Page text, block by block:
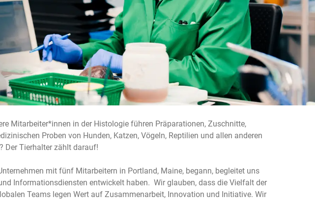
Mitarbeiter*innen in der Histologie führen Präparationen, Zuschnitte,
Proben von Hunden, Katzen, Vögeln, Reptilien und allen anderen
Der Tierhalter zählt darauf!
mit fünf Mitarbeitern in Portland, Maine, begann, begleitet uns
Informationsdiensten entwickelt haben. Wir glauben, dass die Vielfalt der
Teams legen Wert auf Zusammenarbeit, Innovation und Initiative. Wir